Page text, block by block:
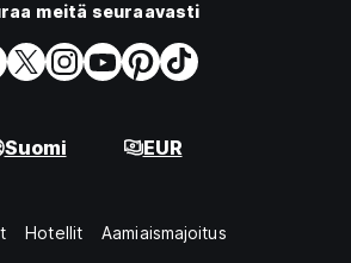
meitä seuraavasti
Suomi EUR
Hotellit Aamiaismajoitus